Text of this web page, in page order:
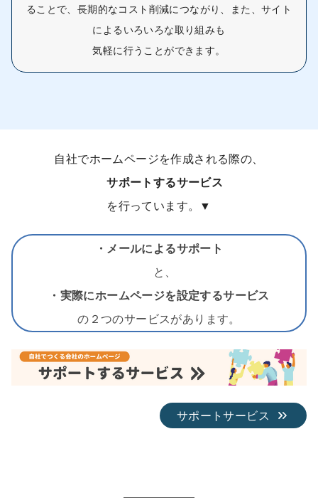
ることで、長期的なコスト削減につながり、また、サイト
によるいろいろな取り組みも
気軽に行うことができます。
自社でホームページを作成される際の、
サポートするサービス
を行っています。▼
・メールによるサポート
と、
・実際にホームページを設定するサービス
の２つのサービスがあります。
サポートサービス